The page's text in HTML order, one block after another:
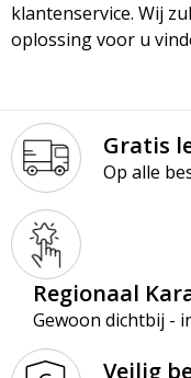
Paraplu’s
Schrijfblokken
Schrijfwaren
Tassen & Reizen
Kledingaccessoires
Overhemden
Peuters en Baby's
Polo's
Regenkleding
Sweaters
Ondergoed en
Overhemden
Polo's
Reflecterende polo's
Reflecterende
Regenkleding
klantenservice. Wij
oplossing voor u
Gratis
Op alle
Regionaal
Gewoon dichtbij -
Veilig